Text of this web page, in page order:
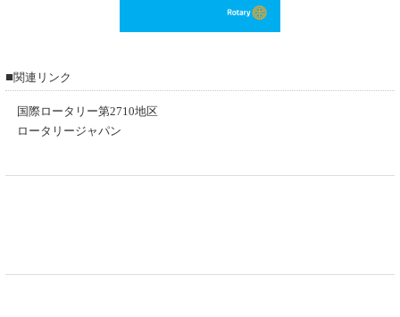
■関連リンク
国際ロータリー第2710地区
ロータリージャパン